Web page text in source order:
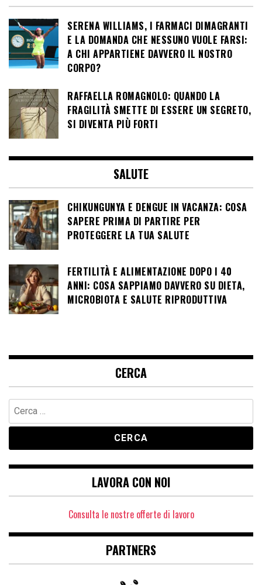
SERENA WILLIAMS, I FARMACI DIMAGRANTI
E LA DOMANDA CHE NESSUNO VUOLE FARSI:
A CHI APPARTIENE DAVVERO IL NOSTRO
CORPO?
RAFFAELLA ROMAGNOLO: QUANDO LA
FRAGILITÀ SMETTE DI ESSERE UN SEGRETO,
SI DIVENTA PIÙ FORTI
SALUTE
CHIKUNGUNYA E DENGUE IN VACANZA: COSA
SAPERE PRIMA DI PARTIRE PER
PROTEGGERE LA TUA SALUTE
FERTILITÀ E ALIMENTAZIONE DOPO I 40
ANNI: COSA SAPPIAMO DAVVERO SU DIETA,
MICROBIOTA E SALUTE RIPRODUTTIVA
CERCA
Ricerca
per:
LAVORA CON NOI
Consulta le nostre offerte di lavoro
PARTNERS